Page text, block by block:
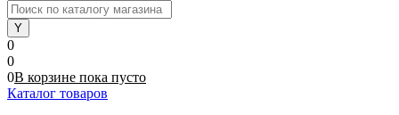
0
0
0В корзине пока пусто
Каталог товаров